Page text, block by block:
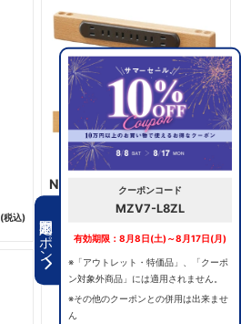
期間限定クーポン
クーポンコード
MZV7-L8ZL
有効期限：8月8日(土)～8月17日(月)
※「アウトレット・特価品」、「クーポ
ン対象外商品」には適用されません。
※その他のクーポンとの併用は出来ませ
ん
No.8000 コンセント
￥7,700